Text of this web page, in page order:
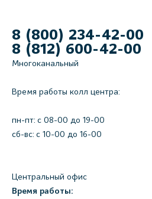
8 (800) 234-42-00
8 (812) 600-42-00
Многоканальный
Время работы колл центра:
пн-пт: c 08-00 до 19-00
сб-вс: с 10-00 до 16-00
Центральный офис
Время работы: